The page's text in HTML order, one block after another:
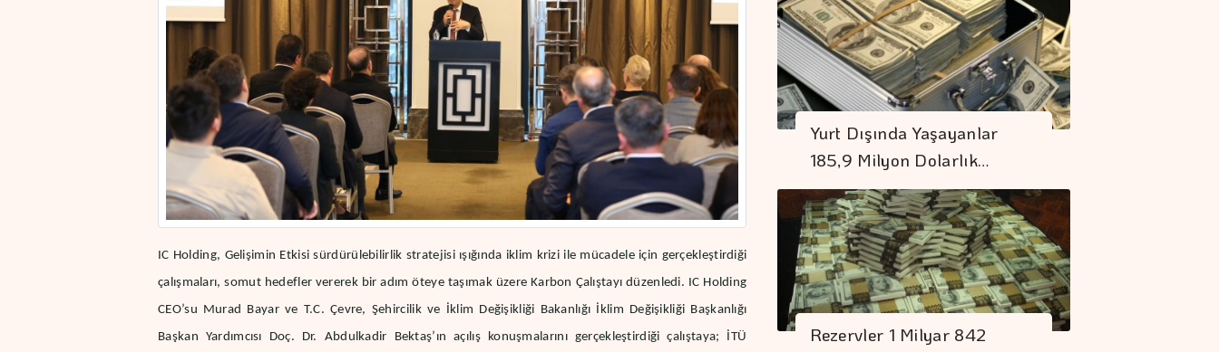
IC Holding, Gelişimin Etkisi sürdürülebilirlik stratejisiışığında iklim krizi ile mücadele için gerçekleştirdiği
çalışmaları, somut hedefl er vererek bir adım öteye taşımak üzere Karbon Çalıştayı düzenledi. IC Holding
CEO’su Murad Bayar ve T.C. Çevre, Şehircilik ve İklim Değişikliği Bakanlığı İklim Değişikliği Başkanlığı
Başkan Yardımcısı Doç. Dr. Abdulkadir Bektaş’ın açılış konuşmalarını gerçekleştirdiği çalıştaya; İTÜ
Yurt Dışında Yaşayanlar
185,9 Milyon Dolarlık…
Rezervler 1 Milyar 842
Dünya çelik Sektörü
İstanbul'da
Buluşuyor
Türkiye İş Bankası
Resim Heykel
Müzesi'nin "Güz
Konferansları" 5
Eylül'de Başlıyor
Altının Kilogram
Fiyatı 6 Milyon 360
Bin Liraya Yükseldi